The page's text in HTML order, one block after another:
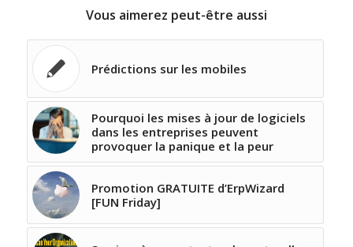
Vous aimerez peut-être aussi
Prédictions sur les mobiles
Pourquoi les mises à jour de logiciels
dans les entreprises peuvent
provoquer la panique et la peur
Promotion GRATUITE d’ErpWizard
[FUN Friday]